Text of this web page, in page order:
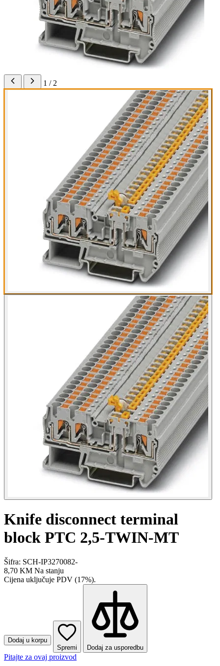
1 / 2
Knife disconnect terminal
block PTC 2,5-TWIN-MT
Šifra: SCH-IP3270082-
8,70 KM Na stanju
Cijena uključuje PDV (17%).
Dodaj u korpu
Spremi
Dodaj za usporedbu
Pitajte za ovaj proizvod